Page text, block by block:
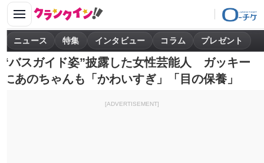
ニュース 特集 インタビュー コラム プレゼント
“バスガイド姿”披露した女性芸能人 ガッキー
にあのちゃんも「かわいすぎ」「目の保養」
[ADVERTISEMENT]